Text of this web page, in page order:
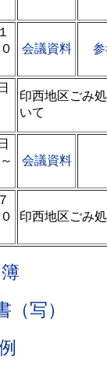
会議資料
印西地区ごみ
いて
会議資料
印西地区ごみ
（写）